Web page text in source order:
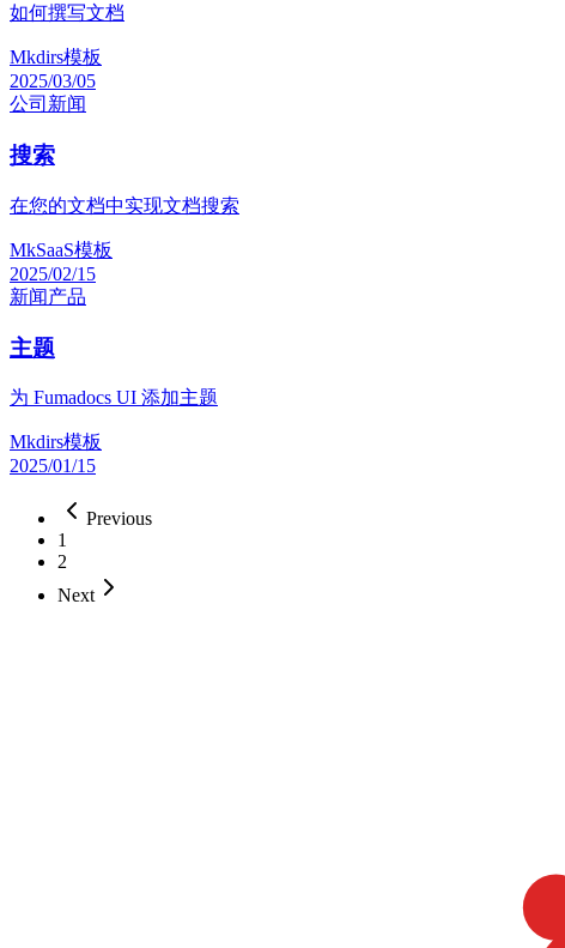
如何撰写文档
Mkdirs模板
2025/03/05
公司 新闻
搜索
在您的文档中实现文档搜索
MkSaaS模板
2025/02/15
新闻产品
主题
为 Fumadocs UI 添加主题
Mkdirs模板
2025/01/15
Previous
1
2
Next